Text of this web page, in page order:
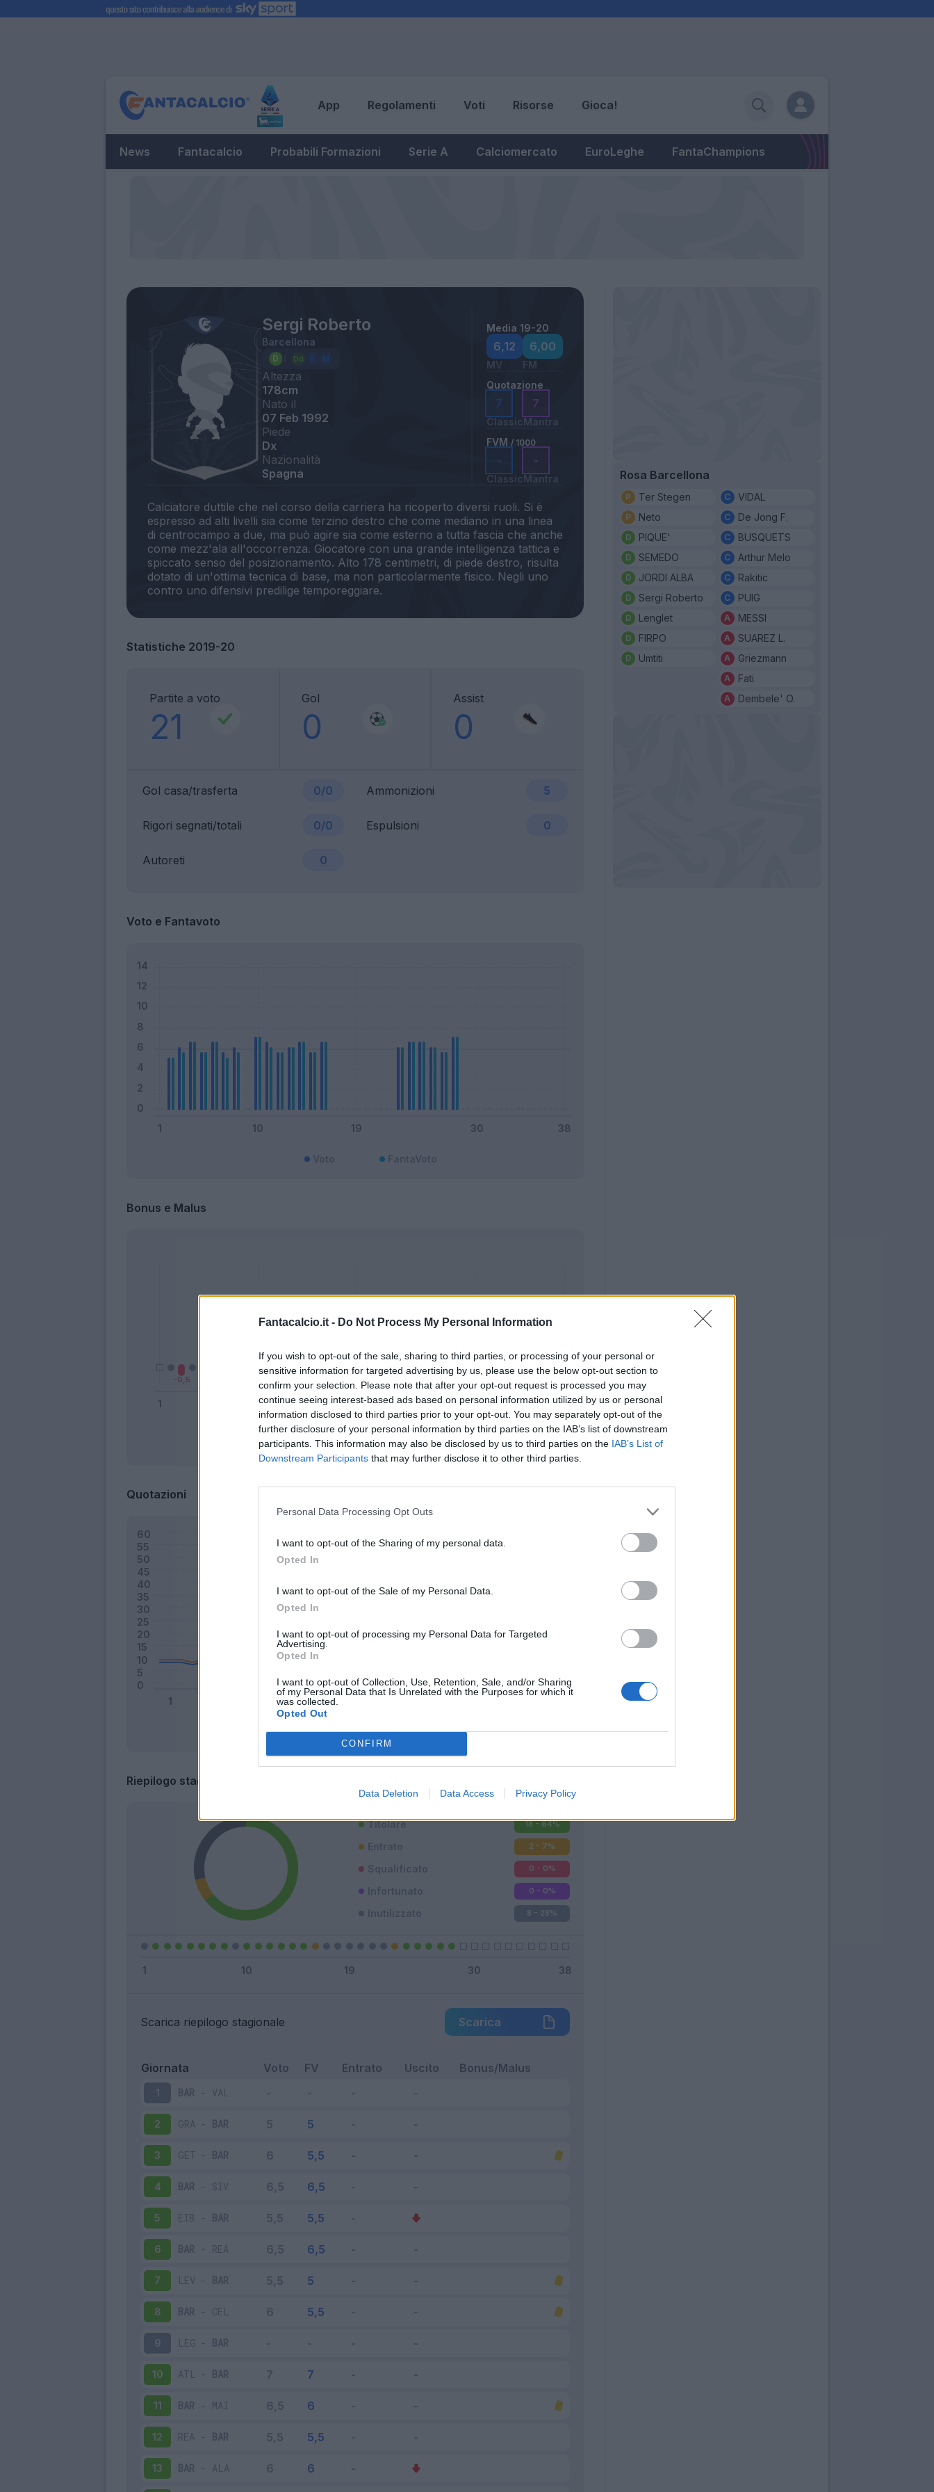
Fantacalcio.it - Do Not Process My Personal Information
If you wish to opt-out of the sale, sharing to third parties, or processing of your personal or
sensitive information for targeted advertising by us, please use the below opt-out section to
confirm your selection. Please note that after your opt-out request is processed you may
continue seeing interest-based ads based on personal information utilized by us or personal
information disclosed to third parties prior to your opt-out. You may separately opt-out of the
further disclosure of your personal information by third parties on the IAB’s list of downstream
participants. This information may also be disclosed by us to third parties on the IAB’s List of
Downstream Participants that may further disclose it to other third parties.
Personal Data Processing Opt Outs
I want to opt-out of the Sharing of my personal data.
Opted In
I want to opt-out of the Sale of my Personal Data.
Opted In
I want to opt-out of processing my Personal Data for Targeted
Advertising.
Opted In
I want to opt-out of Collection, Use, Retention, Sale, and/or Sharing
of my Personal Data that Is Unrelated with the Purposes for which it
was collected.
Opted Out
CONFIRM
Data Deletion Data Access Privacy Policy
App Regolamenti Voti Risorse Gioca!
News Fantacalcio Probabili Formazioni Serie A Calciomercato EuroLeghe FantaChampions
Sergi Roberto
Barcellona
Altezza
178cm
Nato il
07 Feb 1992
Piede
Dx
Nazionalità
Spagna
Media 19-20
6,12
MV
6,00
FM
Quotazione
7
Classic
7
Mantra
FVM / 1000
-
Classic
-
Mantra
Calciatore duttile che nel corso della carriera ha ricoperto diversi ruoli. Si è
espresso ad alti livelli sia come terzino destro che come mediano in una linea
di centrocampo a due, ma può agire sia come esterno a tutta fascia che anche
come mezz'ala all'occorrenza. Giocatore con una grande intelligenza tattica e
spiccato senso del posizionamento. Alto 178 centimetri, di piede destro, risulta
dotato di un'ottima tecnica di base, ma non particolarmente fisico. Negli uno
Statistiche 2019-20
Partite a voto
21
Gol
0
Assist
0
Gol casa/trasferta 0/0 Ammonizioni 5
Rigori segnati/totali 0/0 Espulsioni 0
Autoreti 0
Voto e Fantavoto
Bonus e Malus
Bonus Malus Presenze a voto
Quotazioni
Classic Mantra
Riepilogo stagione
Titolare 18 - 64%
Entrato 2 - 7%
Squalificato 0 - 0%
Infortunato 0 - 0%
Inutilizzato 8 - 28%
Scarica riepilogo stagionale Scarica
Giornata Voto FV Entrato Uscito Bonus/Malus
1 BAR - VAL
2 GRA - BAR
3 GET - BAR
4 BAR - SIV
5 EIB - BAR
6 BAR - REA
7 LEV - BAR
8 BAR - CEL
9 LEG - BAR
10 ATL - BAR
11 BAR - MAI
12 REA - BAR
13 BAR - ALA
Rosa Barcellona
Ter Stegen
Neto
PIQUE'
SEMEDO
JORDI ALBA
Sergi Roberto
Lenglet
FIRPO
Umtiti
VIDAL
De Jong F.
BUSQUETS
Arthur Melo
Rakitic
PUIG
MESSI
SUAREZ L.
Griezmann
Fati
Dembele' O.